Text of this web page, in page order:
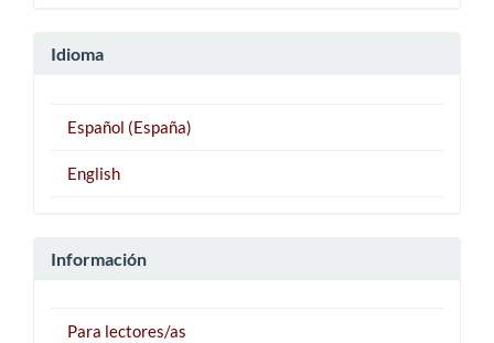
Idioma
Español (España)
English
Información
Para lectores/as